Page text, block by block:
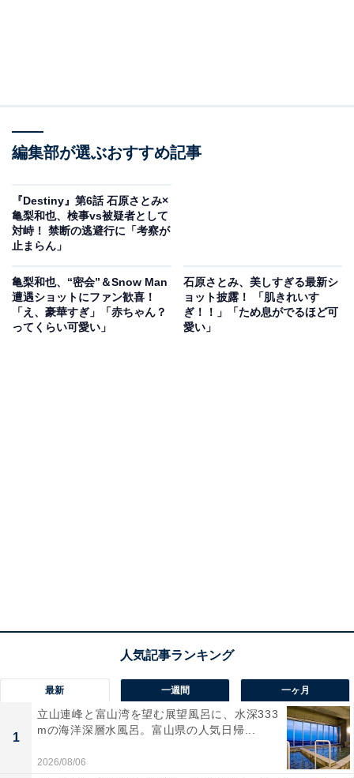
編集部が選ぶおすすめ記事
『Destiny』第6話 石原さとみ×
亀梨和也、検事vs被疑者として
対峙！ 禁断の逃避行に「考察が
止まらん」
亀梨和也、“密会”＆Snow Man
遭遇ショットにファン歓喜！
「え、豪華すぎ」「赤ちゃん？
ってくらい可愛い」
石原さとみ、美しすぎる最新シ
ョット披露！ 「肌きれいす
ぎ！！」「ため息がでるほど可
愛い」
最新 一週間 一ヶ月
1
立山連峰と富山湾を望む展望風呂に、水深333
mの海洋深層水風呂。富山県の人気日帰...
2026/08/06